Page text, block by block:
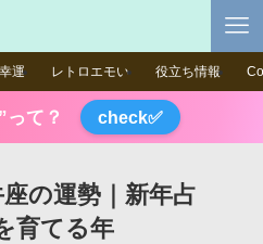
運 レトロエモい 役立ち情報
って？ check✅
座の運勢｜新年占
育てる年